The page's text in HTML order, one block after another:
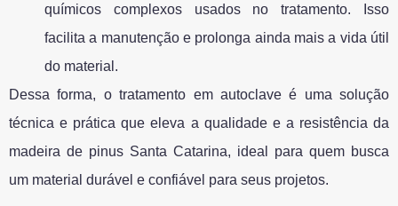
químicos complexos usados no tratamento. Isso
facilita a manutenção e prolonga ainda mais a vida útil
do material.
Dessa forma, o tratamento em autoclave é uma solução
técnica e prática que eleva a qualidade e a resistência da
madeira de pinus Santa Catarina, ideal para quem busca
um material durável e confiável para seus projetos.